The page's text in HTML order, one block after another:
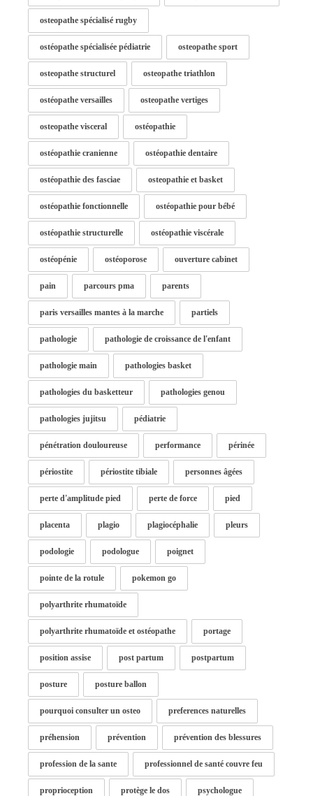
osteopathe spécialisé rugby
ostéopathe spécialisée pédiatrie osteopathe sport
osteopathe structurel osteopathe triathlon
ostéopathe versailles osteopathe vertiges
osteopathe visceral ostéopathie
ostéopathie cranienne ostéopathie dentaire
ostéopathie des fasciae osteopathie et basket
ostéopathie fonctionnelle ostéopathie pour bébé
ostéopathie structurelle ostéopathie viscérale
ostéopénie ostéoporose ouverture cabinet
pain parcours pma parents
paris versailles mantes à la marche partiels
pathologie pathologie de croissance de l'enfant
pathologie main pathologies basket
pathologies du basketteur pathologies genou
pathologies jujitsu pédiatrie
pénétration douloureuse performance périnée
périostite périostite tibiale personnes âgées
perte d'amplitude pied perte de force pied
placenta plagio plagiocéphalie pleurs
podologie podologue poignet
pointe de la rotule pokemon go
polyarthrite rhumatoïde
polyarthrite rhumatoïde et ostéopathe portage
position assise post partum postpartum
posture posture ballon
pourquoi consulter un osteo preferences naturelles
préhension prévention prévention des blessures
profession de la sante professionnel de santé couvre feu
proprioception protège le dos psychologue